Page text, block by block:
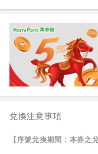
兌換注意事項
【序號兌換期間：本券之